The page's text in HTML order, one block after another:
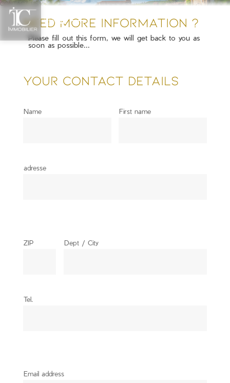
CONTACT US
Need more information ?
Please fill out this form, we will get back to you as
soon as possible...
Your contact details
Name First name
adresse
ZIP Dept / City
Tel.
Email address